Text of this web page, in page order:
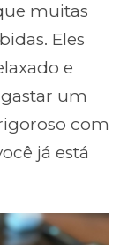
muitas
Eles
e
um
com
já está